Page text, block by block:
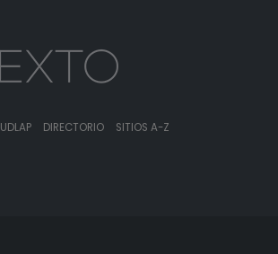
UDLAP DIRECTORIO SITIOS A-Z